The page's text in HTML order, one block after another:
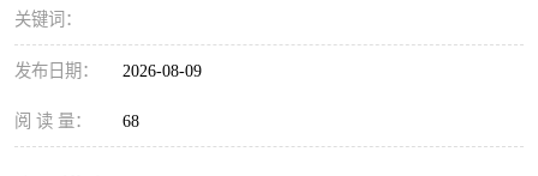
关键词：
发布日期： 2026-08-09
阅 读 量： 68